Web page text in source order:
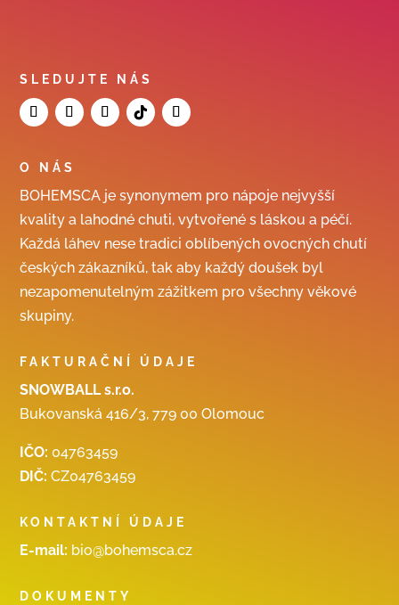
SLEDUJTE NÁS
O NÁS
BOHEMSCA je synonymem pro nápoje nejvyšší
kvality a lahodné chuti, vytvořené s láskou a péčí.
Každá láhev nese tradici oblíbených ovocných chutí
českých zákazníků, tak aby každý doušek byl
nezapomenutelným zážitkem pro všechny věkové
skupiny.
FAKTURAČNÍ ÚDAJE
SNOWBALL s.r.o.
Bukovanská 416/3, 779 00 Olomouc
IČO: 04763459
DIČ: CZ04763459
KONTAKTNÍ ÚDAJE
E-mail: bio@bohemsca.cz
DOKUMENTY